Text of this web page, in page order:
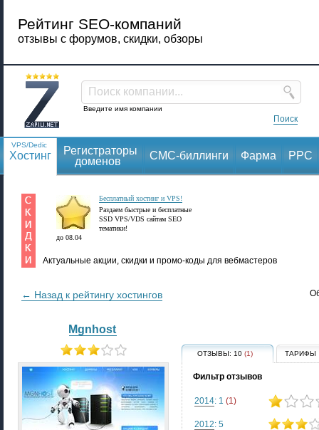
Рейтинг SEO-компаний
отзывы с форумов, скидки, обзоры
Поиск компании...
Введите имя компании
Поиск
VPS/Dedic
Хостинг
Регистраторы
доменов
СМС-биллинги Фарма PPC
Бесплатный хостинг и VPS!
Раздаем быстрые и бесплатные
SSD VPS/VDS сайтам SEO
тематики!
до 08.04
Актуальные акции, скидки и промо-коды для вебмастеров
← Назад к рейтингу хостингов
Mgnhost
ОТЗЫВЫ: 10 (1) ТАРИФЫ
Фильтр отзывов
2014: 1 (1)
2012: 5